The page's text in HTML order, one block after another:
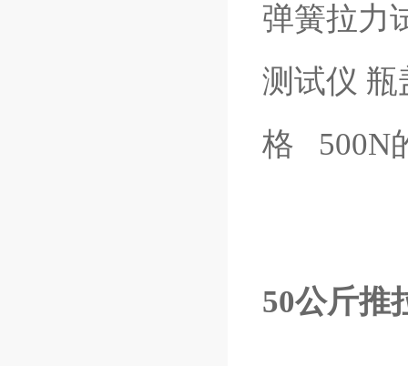
弹簧拉力
测试仪 瓶
格
500N
50公斤推